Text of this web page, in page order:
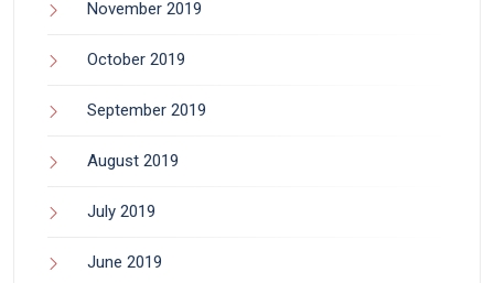
November 2019
October 2019
September 2019
August 2019
July 2019
June 2019